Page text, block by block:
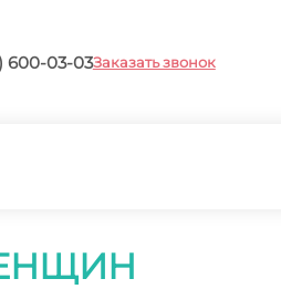
600-03-03Заказать звонок